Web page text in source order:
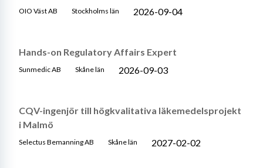
OIO Väst AB Stockholms län 2026-09-04
Hands-on Regulatory Affairs Expert
Sunmedic AB Skåne län 2026-09-03
CQV-ingenjör till högkvalitativa läkemedelsprojekt
i Malmö
Selectus Bemanning AB Skåne län 2027-02-02